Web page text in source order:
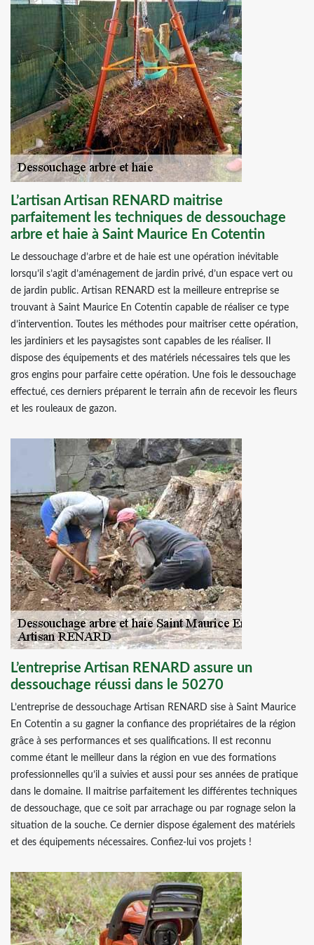
L’artisan Artisan RENARD maitrise
parfaitement les techniques de dessouchage
arbre et haie à Saint Maurice En Cotentin
Le dessouchage d’arbre et de haie est une opération inévitable
lorsqu’il s’agit d’aménagement de jardin privé, d’un espace vert ou
de jardin public. Artisan RENARD est la meilleure entreprise se
trouvant à Saint Maurice En Cotentin capable de réaliser ce type
d’intervention. Toutes les méthodes pour maitriser cette opération,
les jardiniers et les paysagistes sont capables de les réaliser. Il
dispose des équipements et des matériels nécessaires tels que les
gros engins pour parfaire cette opération. Une fois le dessouchage
effectué, ces derniers préparent le terrain afin de recevoir les fleurs
et les rouleaux de gazon.
L’entreprise Artisan RENARD assure un
dessouchage réussi dans le 50270
L’entreprise de dessouchage Artisan RENARD sise à Saint Maurice
En Cotentin a su gagner la confiance des propriétaires de la région
grâce à ses performances et ses qualifications. Il est reconnu
comme étant le meilleur dans la région en vue des formations
professionnelles qu’il a suivies et aussi pour ses années de pratique
dans le domaine. Il maitrise parfaitement les différentes techniques
de dessouchage, que ce soit par arrachage ou par rognage selon la
situation de la souche. Ce dernier dispose également des matériels
et des équipements nécessaires. Confiez-lui vos projets !